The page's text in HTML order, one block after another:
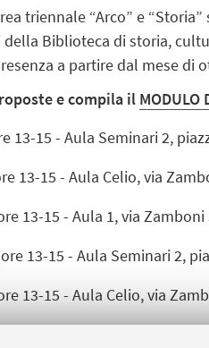
triennale “Arco” e
della Biblioteca di storia,
a partire dal mese di
e compila il MODULO
13-15 - Aula Seminari 2,
13-15 - Aula Celio, via
13-15 - Aula 1, via Zamboni
13-15 - Aula Seminari 2,
13-15 - Aula Celio, via